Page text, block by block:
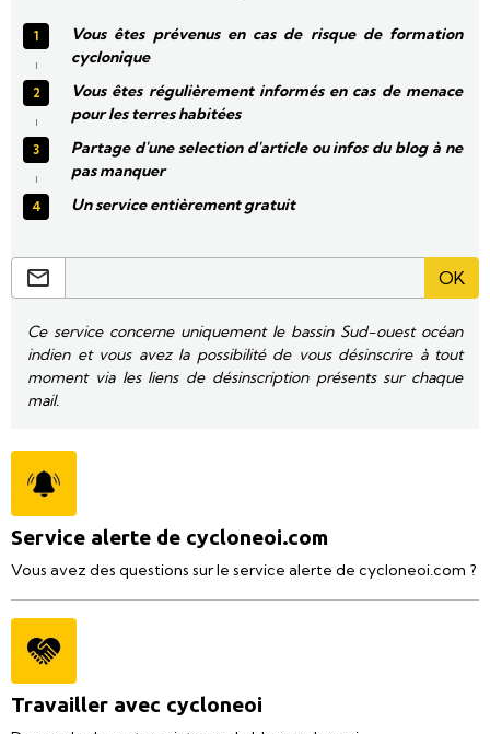
Vous êtes prévenus en cas de risque de formation
cyclonique
Vous êtes régulièrement informés en cas de menace
pour les terres habitées
Partage d'une selection d'article ou infos du blog à ne
pas manquer
Un service entièrement gratuit
OK
Ce service concerne uniquement le bassin Sud-ouest océan
indien et vous avez la possibilité de vous désinscrire à tout
moment via les liens de désinscription présents sur chaque
mail.
Service alerte de cycloneoi.com
Vous avez des questions sur le service alerte de cycloneoi.com ?
Travailler avec cycloneoi